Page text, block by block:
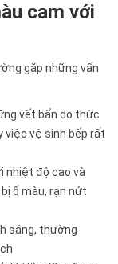
cam với
gặp những vấn
vết bẩn do thức
việc vệ sinh bếp rất
nhiệt độ cao và
ố màu, rạn nứt
sáng, thường